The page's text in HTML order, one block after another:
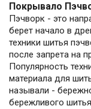
Покрывало
Пэчворк - это
берет начало в
техники шитья
после запрета на
Популярность
материала для
называли -
бережливого